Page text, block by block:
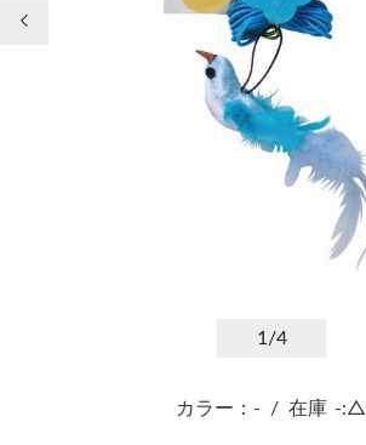
1/4
カラー：- / 在庫 -:△